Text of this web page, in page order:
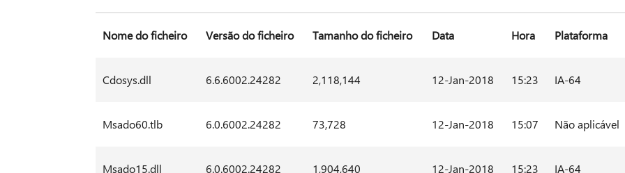
Nome do ficheiro Versão do ficheiro Tamanho do ficheiro Data Hora Plataforma
Cdosys.dll 6.6.6002.24282 2,118,144 12-Jan-2018 15:23 IA-64
Msado60.tlb 6.0.6002.24282 73,728 12-Jan-2018 15:07 Não aplicável
Msado15.dll 6.0.6002.24282 1,904,640 12-Jan-2018 15:23 IA-64